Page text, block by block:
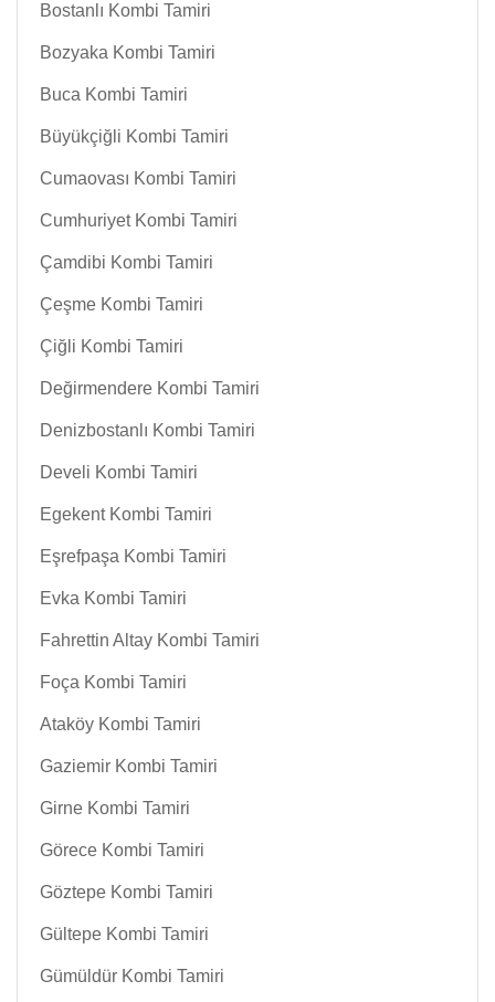
Bostanlı Kombi Tamiri
Bozyaka Kombi Tamiri
Buca Kombi Tamiri
Büyükçiğli Kombi Tamiri
Cumaovası Kombi Tamiri
Cumhuriyet Kombi Tamiri
Çamdibi Kombi Tamiri
Çeşme Kombi Tamiri
Çiğli Kombi Tamiri
Değirmendere Kombi Tamiri
Denizbostanlı Kombi Tamiri
Develi Kombi Tamiri
Egekent Kombi Tamiri
Eşrefpaşa Kombi Tamiri
Evka Kombi Tamiri
Fahrettin Altay Kombi Tamiri
Foça Kombi Tamiri
Ataköy Kombi Tamiri
Gaziemir Kombi Tamiri
Girne Kombi Tamiri
Görece Kombi Tamiri
Göztepe Kombi Tamiri
Gültepe Kombi Tamiri
Gümüldür Kombi Tamiri